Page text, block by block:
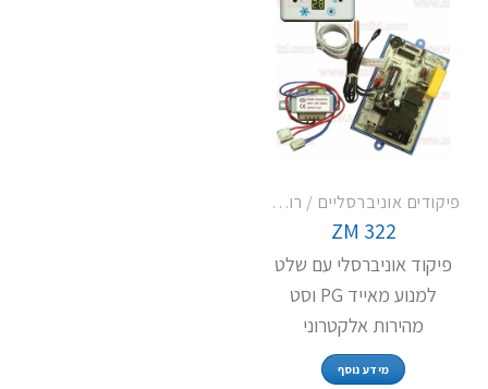
פיקודים אוניברסליים / רום תרמוסטט
ZM 322
פיקוד אוניברסלי עם שלט
למנוע מאייד PG וסט
מהירות אלקטרוני
מידע נוסף